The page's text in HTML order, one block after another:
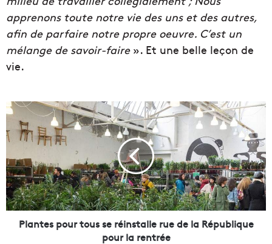
apprenons toute notre vie des uns et des autres,
afin de parfaire notre propre oeuvre. C’est un
mélange de savoir-faire». Et une belle leçon de
vie.
P
l
a
n
t
e
s
p
o
Plantes pour tous se réinstalle rue de la République
pour la rentrée